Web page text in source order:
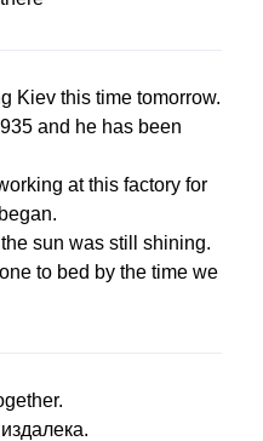
Kiev this time tomorrow.
and he has been
at this factory for
began.
the sun was still shining.
to bed by the time we
.